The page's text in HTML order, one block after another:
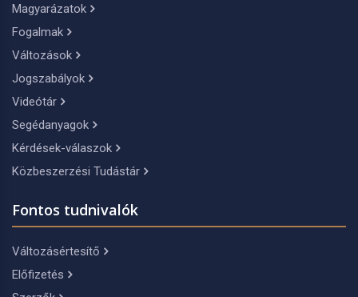
Magyarázatok
Fogalmak
Változások
Jogszabályok
Videótár
Segédanyagok
Kérdések-válaszok
Közbeszerzési Tudástár
Fontos tudnivalók
Változásértesítő
Előfizetés